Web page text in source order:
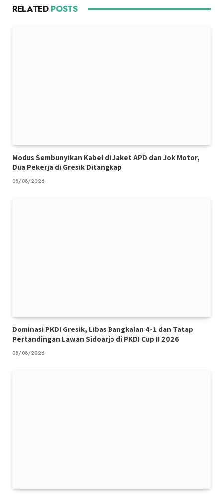
RELATED POSTS
Modus Sembunyikan Kabel di Jaket APD dan Jok Motor,
Dua Pekerja di Gresik Ditangkap
08/08/2026
Dominasi PKDI Gresik, Libas Bangkalan 4-1 dan Tatap
Pertandingan Lawan Sidoarjo di PKDI Cup II 2026
08/08/2026